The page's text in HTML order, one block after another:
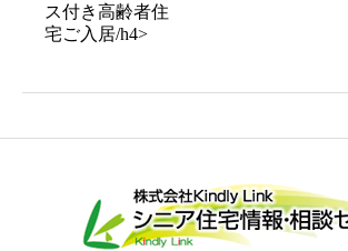
ス付き高齢者住
宅ご入居/h4>